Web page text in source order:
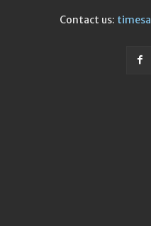
Contact us: